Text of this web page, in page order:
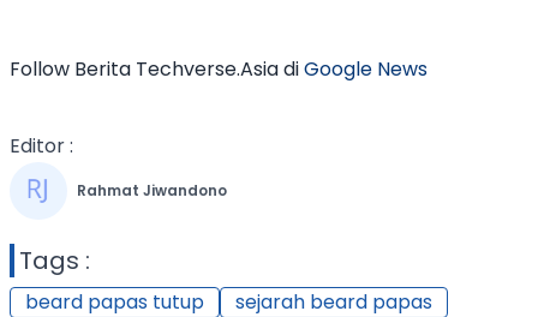
Follow Berita Techverse.Asia diGoogle News
Editor :
Rahmat Jiwandono
Tags :
beard papas tutup
sejarah beard papas